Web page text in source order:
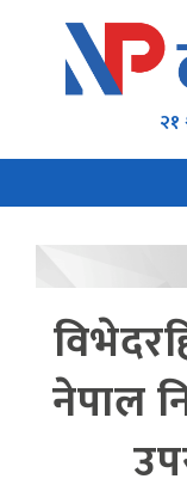
२१
नेपाल